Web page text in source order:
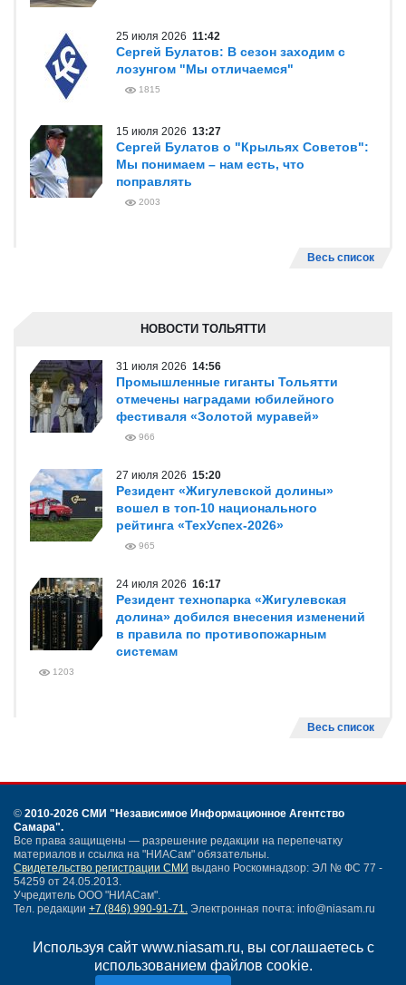
Используя сайт www.niasam.ru, вы соглашаетесь с
использованием файлов cookie.
25 июля 2026 11:42
Сергей Булатов: В сезон заходим с
лозунгом "Мы отличаемся"
1815
15 июля 2026 13:27
Сергей Булатов о "Крыльях Советов":
Мы понимаем – нам есть, что
поправлять
2003
Весь список
НОВОСТИ ТОЛЬЯТТИ
31 июля 2026 14:56
Промышленные гиганты Тольятти
отмечены наградами юбилейного
фестиваля «Золотой муравей»
966
27 июля 2026 15:20
Резидент «Жигулевской долины»
вошел в топ-10 национального
рейтинга «ТехУспех-2026»
965
24 июля 2026 16:17
Резидент технопарка «Жигулевская
долина» добился внесения изменений
в правила по противопожарным
системам
1203
Весь список
© 2010-2026 СМИ "Независимое Информационное Агентство
Самара".
Все права защищены — разрешение редакции на перепечатку
материалов и ссылка на "НИАСам" обязательны.
Свидетельство регистрации СМИ выдано Роскомнадзор: ЭЛ № ФС 77 -
54259 от 24.05.2013.
Учредитель ООО "НИАСам".
Тел. редакции +7 (846) 990-91-71. Электронная почта: info@niasam.ru
Карта сайта
Нашли ошибку?